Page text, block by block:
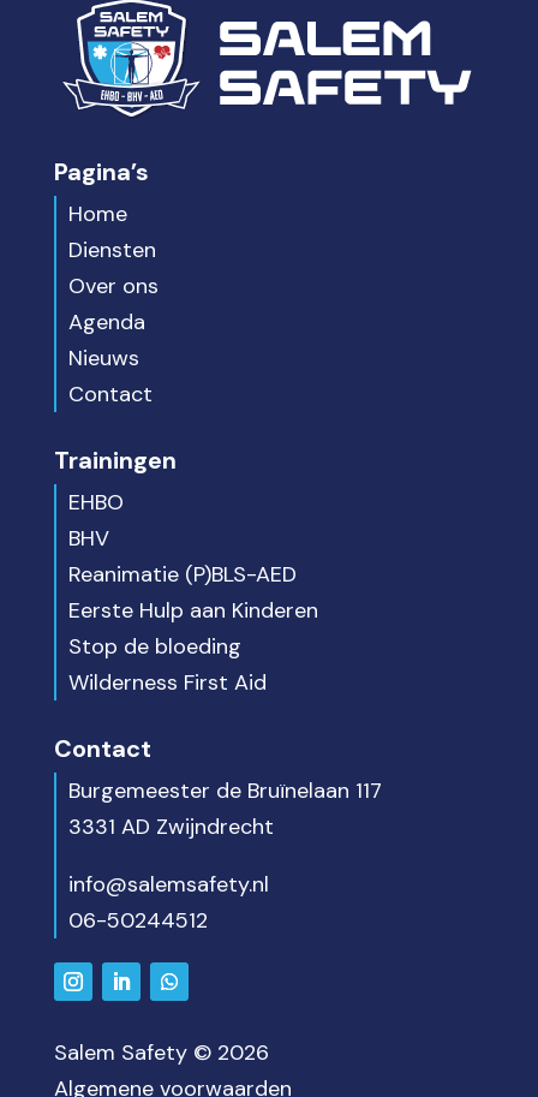
Pagina’s
Home
Diensten
Over ons
Agenda
Nieuws
Contact
Trainingen
EHBO
BHV
Reanimatie (P)BLS-AED
Eerste Hulp aan Kinderen
Stop de bloeding
Wilderness First Aid
Contact
Burgemeester de Bruïnelaan 117
3331 AD Zwijndrecht
info@salemsafety.nl
06-50244512
Salem Safety © 2026
Algemene voorwaarden